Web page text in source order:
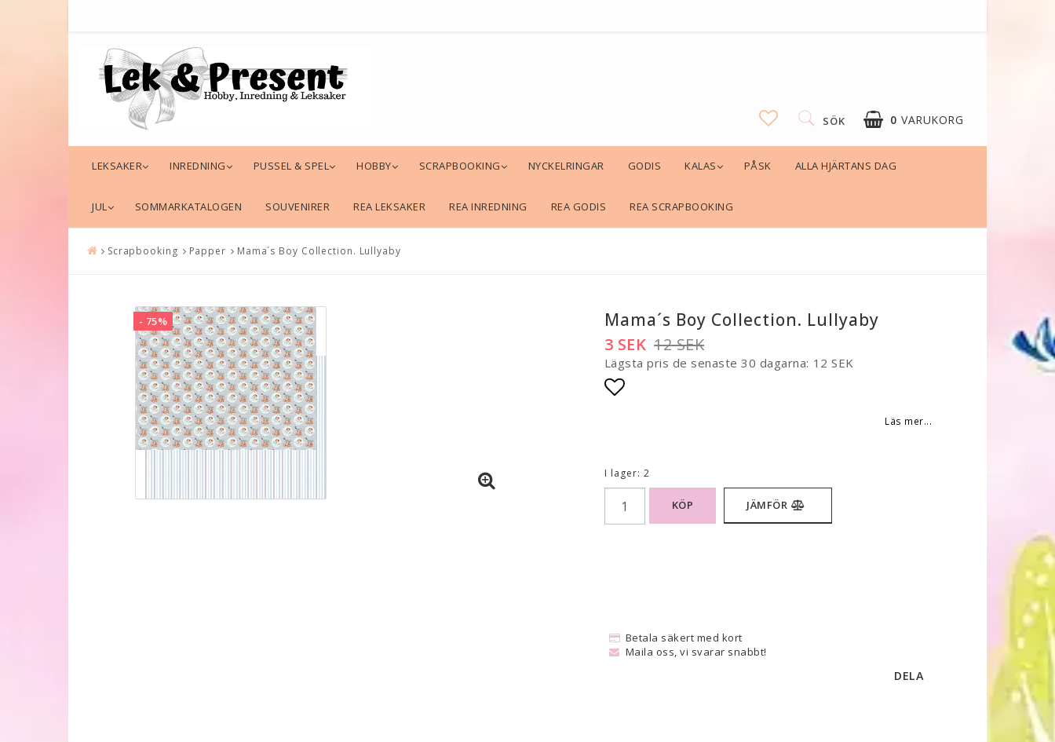
0 VARUKORG
SÖK
LEKSAKER INREDNING PUSSEL & SPEL HOBBY SCRAPBOOKING NYCKELRINGAR GODIS KALAS PÅSK ALLA HJÄRTANS DAG
JUL SOMMARKATALOGEN SOUVENIRER REA LEKSAKER REA INREDNING REA GODIS REA SCRAPBOOKING
Scrapbooking Papper Mama´s Boy Collection. Lullyaby
- 75% Mama´s Boy Collection. Lullyaby
12 SEK
3 SEK
Lägsta pris de senaste 30 dagarna 12 SEK
Läs mer...
I lager: 2
KÖP JÄMFÖR
Betala säkert med kort
Maila oss, vi svarar snabbt!
DELA